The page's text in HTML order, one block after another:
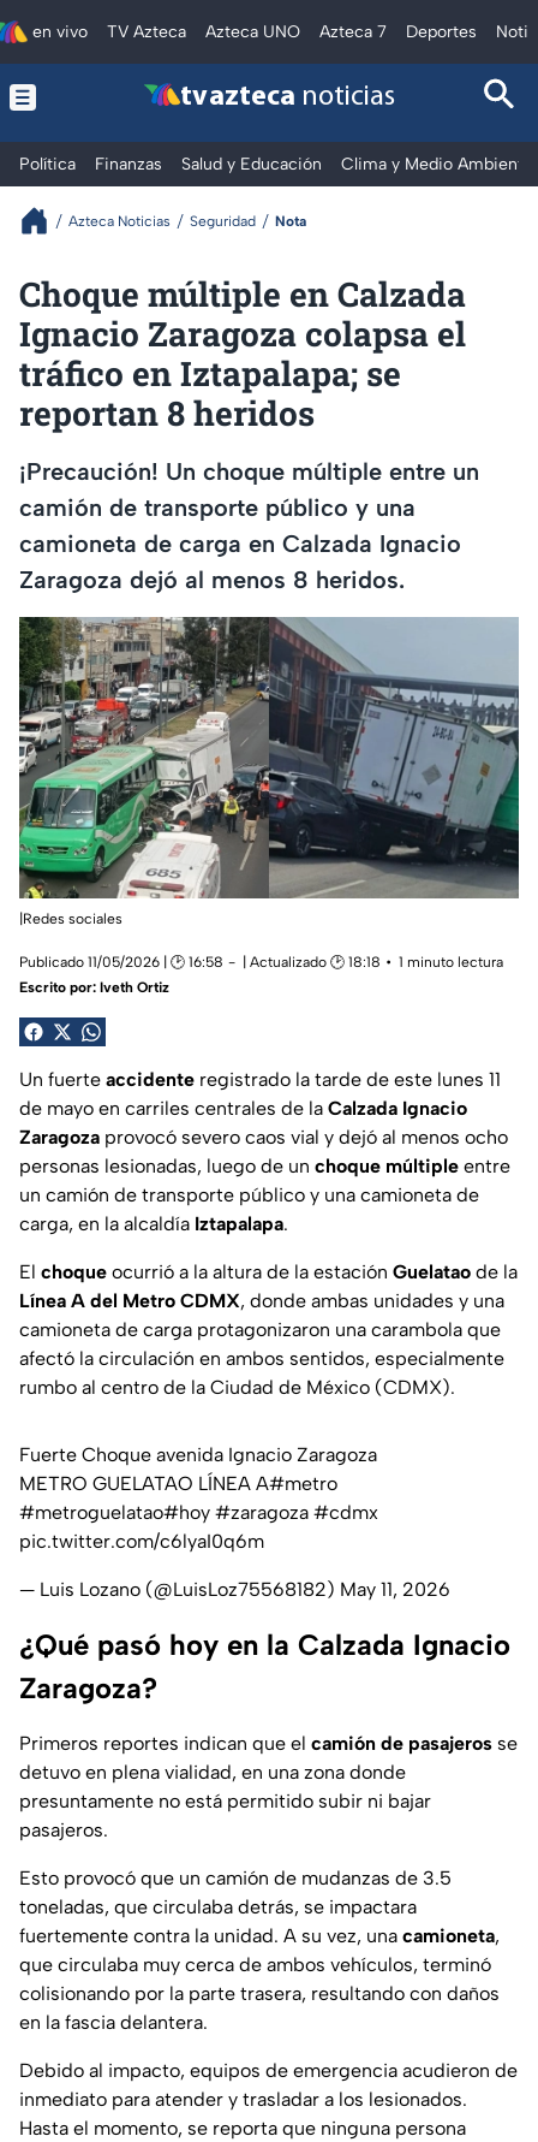
en vivo TV Azteca Azteca UNO Azteca 7 Deportes
tv azteca noticias
Política Finanzas Salud y Educación Clima y Medio Ambiente
Azteca Noticias Seguridad Nota
Choque múltiple en Calzada
Ignacio Zaragoza colapsa el
tráfico en Iztapalapa; se
reportan 8 heridos
¡Precaución! Un choque múltiple entre un
camión de transporte público y una
camioneta de carga en Calzada Ignacio
Zaragoza dejó al menos 8 heridos.
|Redes sociales
Publicado 11/05/2026 | 🕑 16:58 | Actualizado 🕑 18:18
1 minuto lectura
Escrito por: Iveth Ortiz
Un fuerte accidente registrado la tarde de este lunes 11
de mayo en carriles centrales de la Calzada Ignacio
Zaragoza provocó severo caos vial y dejó al menos ocho
personas lesionadas, luego de un choque múltiple entre
un camión de transporte público y una camioneta de
carga, en la alcaldía Iztapalapa.
El choque ocurrió a la altura de la estación Guelatao de la
Línea A del Metro CDMX, donde ambas unidades y una
camioneta de carga protagonizaron una carambola que
afectó la circulación en ambos sentidos, especialmente
rumbo al centro de la Ciudad de México (CDMX).
Fuerte Choque avenida Ignacio Zaragoza
METRO GUELATAO LÍNEA A#metro
#metroguelatao#hoy #zaragoza #cdmx
pic.twitter.com/c6lyaI0q6m
— Luis Lozano (@LuisLoz75568182) May 11, 2026
¿Qué pasó hoy en la Calzada Ignacio
Zaragoza?
Primeros reportes indican que el camión de pasajeros se
detuvo en plena vialidad, en una zona donde
presuntamente no está permitido subir ni bajar
pasajeros.
Esto provocó que un camión de mudanzas de 3.5
toneladas, que circulaba detrás, se impactara
fuertemente contra la unidad. A su vez, una camioneta,
que circulaba muy cerca de ambos vehículos, terminó
colisionando por la parte trasera, resultando con daños
en la fascia delantera.
Debido al impacto, equipos de emergencia acudieron de
inmediato para atender y trasladar a los lesionados.
Hasta el momento, se reporta que ninguna persona